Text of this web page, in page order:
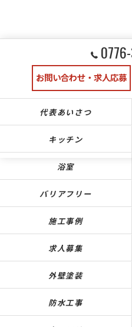
お問い合わせ・求人応募
代表あいさつ
キッチン
浴室
バリアフリー
施工事例
求人募集
外壁塗装
防水工事